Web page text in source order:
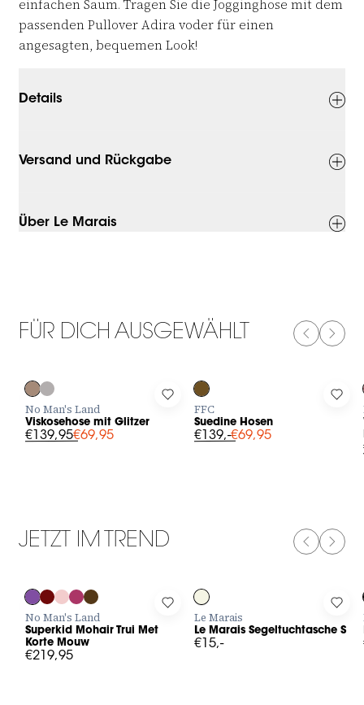
einfachen Saum. Tragen Sie die Jogginghose mit dem
passenden Pullover Adira voder für einen
angesagten, bequemen Look!
Details
Versand und Rückgabe
Über Le Marais
FÜR DICH AUSGEWÄHLT
in to add Viskosehose mit Glitzer to your wishlist
No Man's Land
Viskosehose mit Glitzer
€139,95€69,95
Log in to add Suedine Hosen to
FFC
Suedine Hosen
€139,-€69,95
Log
JETZT IM TREND
in to add Superkid Mohair Trui Met Korte Mouw to your
No Man's Land
Superkid Mohair Trui Met
Korte Mouw
€219,95
Log in to add Le Marais
Le Marais
Le Marais Segeltuchtasche S
€15,-
Log